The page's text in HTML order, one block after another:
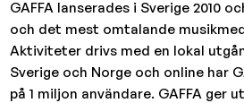
GAFFA lanserades i Sverige 2010
och det mest omtalande
Aktiviteter drivs med en lokal
Sverige och Norge och online har
på 1 miljon användare. GAFFA ger